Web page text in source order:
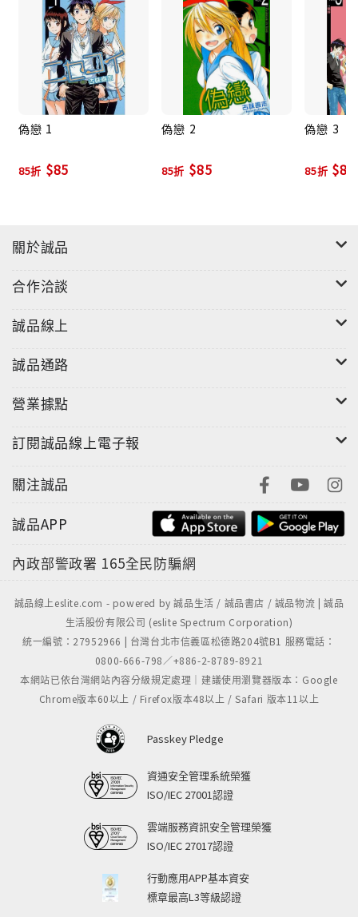
偽戀 1
85折 $85
偽戀 2
85折 $85
偽戀 3
85折 $85
關於誠品
合作洽談
誠品線上
誠品通路
營業據點
訂閱誠品線上電子報
關注誠品
誠品APP
內政部警政署 165全民防騙網
誠品線上eslite.com - powered by 誠品生活 / 誠品書店 / 誠品物流 | 誠品
生活股份有限公司 (eslite Spectrum Corporation)
統一編號：27952966 | 台灣台北市信義區松德路204號B1 服務電話：
0800-666-798／+886-2-8789-8921
本網站已依台灣網站內容分級規定處理｜建議使用瀏覽器版本：Google
Chrome版本60以上 / Firefox版本48以上 / Safari 版本11以上
Passkey Pledge
資通安全管理系統榮獲
ISO/IEC 27001認證
雲端服務資訊安全管理榮獲
ISO/IEC 27017認證
行動應用APP基本資安
標章最高L3等級認證